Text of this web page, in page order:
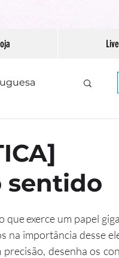
sentido
exerce um papel
na importância desse
desenha os